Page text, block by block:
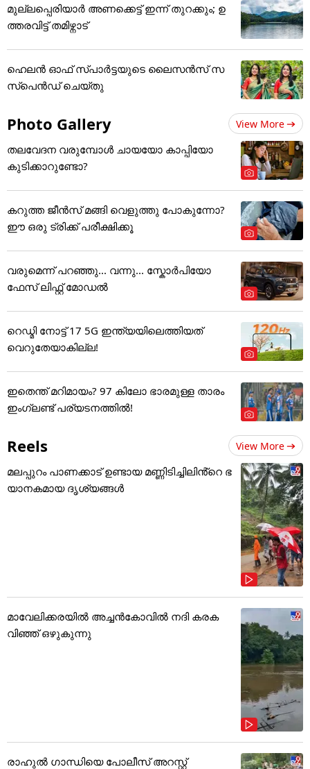
മുല്ലപ്പെരിയാർ അണക്കെട്ട് ഇന്ന് തുറക്കും; ഉ
ത്തരവിട്ട് തമിഴ്നാട്
ഹെലന്‍ ഓഫ് സ്പാര്‍ട്ടയുടെ ലൈസന്‍സ് സ
സ്‌പെന്‍ഡ് ചെയ്തു
Photo Gallery View More
തലവേദന വരുമ്പോൾ ചായയോ കാപ്പിയോ
കുടിക്കാറുണ്ടോ?
കറുത്ത ജീൻസ് മങ്ങി വെളുത്തു പോകുന്നോ?
ഈ ഒരു ട്രിക്ക് പരീക്ഷിക്കൂ
വരുമെന്ന് പറഞ്ഞു... വന്നു... സ്കോർപിയോ
ഫേസ് ലിഫ്റ്റ് മോഡൽ
റെഡ്മി നോട്ട് 17 5G ഇന്ത്യയിലെത്തിയത്
വെറുതേയാകില്ല!
ഇതെന്ത് മറിമായം? 97 കിലോ ഭാരമുള്ള താരം
ഇംഗ്ലണ്ട് പര്യടനത്തില്‍!
Reels View More
മലപ്പുറം പാണക്കാട് ഉണ്ടായ മണ്ണിടിച്ചിലിൻ്റെ ഭ
യാനകമായ ദൃശ്യങ്ങൾ
മാവേലിക്കരയിൽ അച്ചൻകോവിൽ നദി കരക
വിഞ്ഞ് ഒഴുകുന്നു
രാഹുൽ ഗാന്ധിയെ പോലീസ് അറസ്റ്റ്